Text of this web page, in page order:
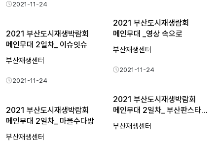
2021-11-24
2021 부산도시재생람회
메인무대 _영상 속으로
부산재생센터
2021-11-24
2021 부산도시재생박람회
메인무대 2일차_ 이슈잇슈
부산재생센터
2021-11-24
2021 부산도시재생박람회
메인무대 2일차_ 부산판스타…
부산재생센터
2021 부산도시재생박람회
메인무대 2일차_ 마을수다방
부산재생센터